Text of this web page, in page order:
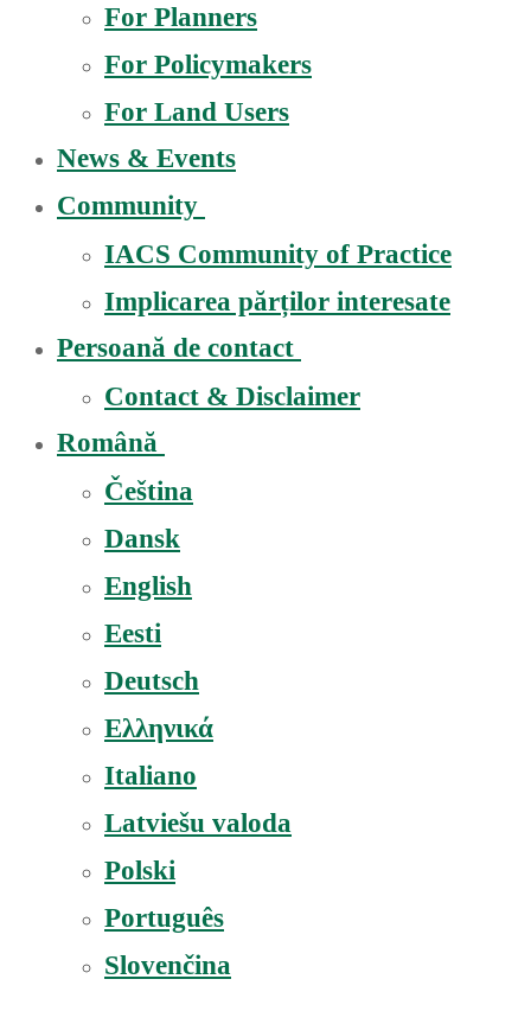
For Planners
For Policymakers
For Land Users
News & Events
Community
IACS Community of Practice
Implicarea părților interesate
Persoană de contact
Contact & Disclaimer
Română
Čeština
Dansk
English
Eesti
Deutsch
Ελληνικά
Italiano
Latviešu valoda
Polski
Português
Slovenčina